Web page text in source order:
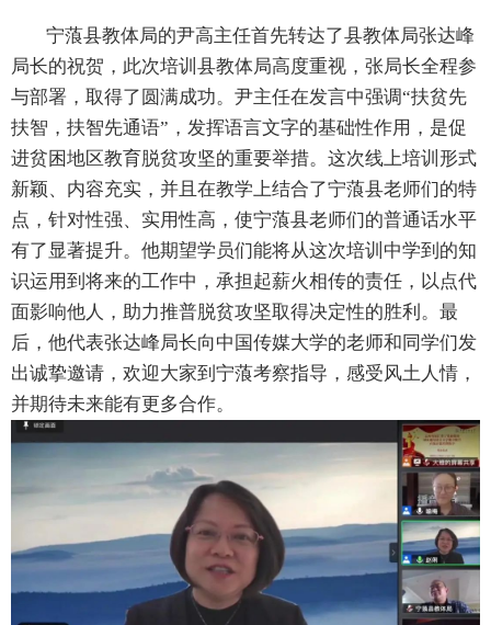
宁蒗县教体局的尹高主任首先转达了县教体局张达峰
局长的祝贺，此次培训县教体局高度重视，张局长全程参
与部署，取得了圆满成功。尹主任在发言中强调“扶贫先
扶智，扶智先通语”，发挥语言文字的基础性作用，是促
进贫困地区教育脱贫攻坚的重要举措。这次线上培训形式
新颖、内容充实，并且在教学上结合了宁蒗县老师们的特
点，针对性强、实用性高，使宁蒗县老师们的普通话水平
有了显著提升。他期望学员们能将从这次培训中学到的知
识运用到将来的工作中，承担起薪火相传的责任，以点代
面影响他人，助力推普脱贫攻坚取得决定性的胜利。最
后，他代表张达峰局长向中国传媒大学的老师和同学们发
出诚挚邀请，欢迎大家到宁蒗考察指导，感受风土人情，
并期待未来能有更多合作。